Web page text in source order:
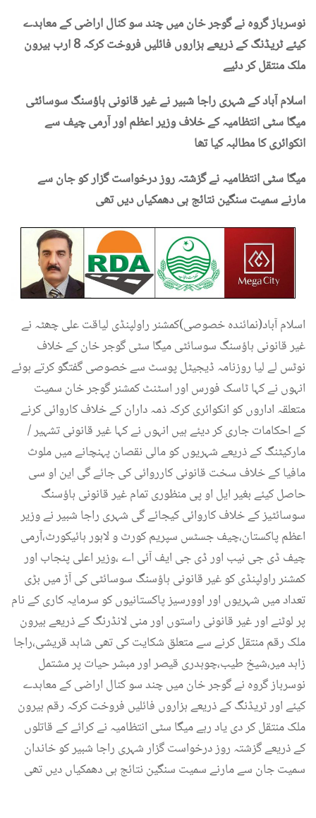
نوسرباز گروہ نے گوجر خان میں چند سو کنال اراضی کے معاہدے
کیئے ٹریڈنگ کے ذریعے ہزاروں فائلیں فروخت کرکہ 8 ارب بیرون
ملک منتقل کر دئیے
اسلام آباد کے شہری راجا شبیر نے غیر قانونی ہاؤسنگ سوسائٹی
میگا سٹی انتظامیہ کے خلاف وزیر اعظم اور آرمی چیف سے
انکوائری کا مطالبہ کیا تھا
میگا سٹی انتظامیہ نے گزشتہ روز درخواست گزار کو جان سے
مارنے سمیت سنگین نتائج ہی دھمکیاں دیں تھی
اسلام آباد(نمائندہ خصوصی)کمشنر راولپنڈی لیاقت علی چھٹہ نے
غیر قانونی ہاؤسنگ سوسائٹی میگا سٹی گوجر خان کے خلاف
نوٹس لے لیا روزنامہ ڈیجیٹل پوسٹ سے خصوصی گفتگو کرتے ہوئے
انہوں نے کہا ٹاسک فورس اور اسٹنٹ کمشنر گوجر خان سمیت
متعلقہ اداروں کو انکوائری کرکہ ذمہ داران کے خلاف کاروائی کرنے
کے احکامات جاری کر دیئے ہیں انہوں نے کہا غیر قانونی تشہیر /
مارکیٹنگ کے ذریعے شہریوں کو مالی نقصان پہنچانے میں ملوث
مافیا کے خلاف سخت قانونی کارروائی کی جائے گی این او سی
حاصل کیئے بغیر ایل او پی منظوری تمام غیر قانونی ہاؤسنگ
سوسائٹیز کے خلاف کاروائی کیجائے گی شہری راجا شبیر نے وزیر
اعظم پاکستان،چیف جسٹس سپریم کورٹ و لاہور ہائیکورٹ،آرمی
چیف ڈی جی نیب اور ڈی جی ایف آئی اے ،وزیر اعلی پنجاب اور
کمشنر راولپنڈی کو غیر قانونی ہاؤسنگ سوسائٹی کی آڑ میں بڑی
تعداد میں شہریوں اور اوورسیز پاکستانیوں کو سرمایہ کاری کے نام
پر لوٹنے اور غیر قانونی راستوں اور منی لانڈرنگ کے ذریعے بیرون
ملک رقم منتقل کرنے سے متعلق شکایت کی تھی شاہد قریشی،راجا
زاہد میر،شیخ طیب،چوہدری قیصر اور مبشر حیات پر مشتمل
نوسرباز گروہ نے گوجر خان میں چند سو کنال اراضی کے معاہدے
کیئے اور ٹریڈنگ کے ذریعے ہزاروں فائلیں فروخت کرکہ رقم بیرون
ملک منتقل کر دی یاد رہے میگا سٹی انتظامیہ نے کرائے کے قاتلوں
کے ذریعے گزشتہ روز درخواست گزار شہری راجا شبیر کو خاندان
سمیت جان سے مارنے سمیت سنگین نتائج ہی دھمکیاں دیں تھی